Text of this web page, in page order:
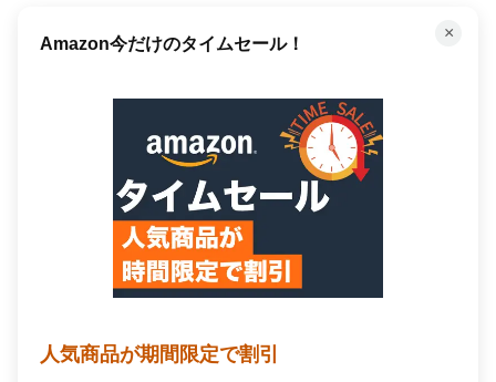
×
Amazon今だけのタイムセール！
人気商品が期間限定で割引